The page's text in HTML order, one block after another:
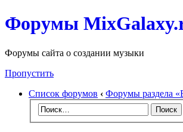
Форумы
Форумы сайта о создании музыки
Пропустить
Список форумов ‹ Форумы раздела